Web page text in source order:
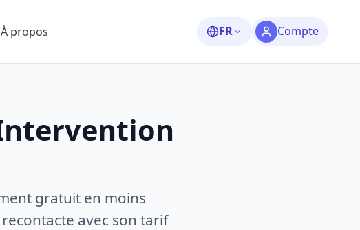
À propos FR Compte
gratuit en moins
avec son tarif